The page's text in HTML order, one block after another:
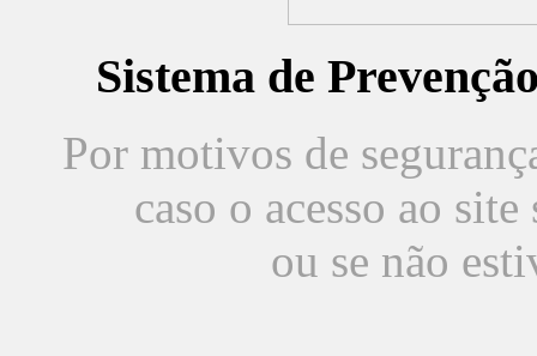
Sistema de
Por motivos de
caso o acesso ao
ou se não